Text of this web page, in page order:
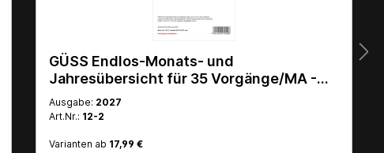
GÜSS Urlaubsplaner Mini- für 10
Mitarbeiter - gefalzt auf 9cm x 14cm
Ausgabe: 2026
Art.Nr.: 12-52.2026